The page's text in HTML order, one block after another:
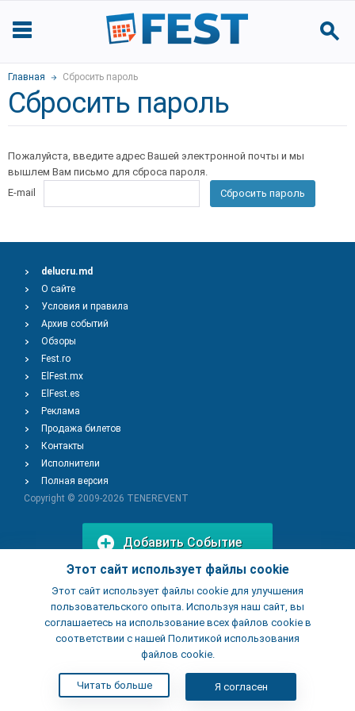
Главная Сбросить пароль
Сбросить пароль
Пожалуйста, введите адрес Вашей электронной почты и мы
вышлем Вам письмо для сброса пароля.
E-mail
Сбросить пароль
Этот сайт использует файлы cookie
Этот сайт использует файлы cookie для улучшения
пользовательского опыта. Используя наш сайт, вы
соглашаетесь на использование всех файлов cookie в
соответствии с нашей Политикой использования
файлов cookie.
Читать больше Я согласен
delucru.md
О сайте
Условия и правила
Архив событий
Обзоры
Fest.ro
ElFest.mx
ElFest.es
Реклама
Продажа билетов
Контакты
Исполнители
Полная версия
Copyright © 2009-2026 TENEREVENT
Добавить Событие
Добавить Заведение